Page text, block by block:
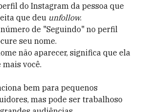
do Instagram da pessoa que
que deu unfollow.
de "Seguindo" no perfil
seu nome.
não aparecer, significa que ela
mais você.
bem para pequenos
mas pode ser trabalhoso